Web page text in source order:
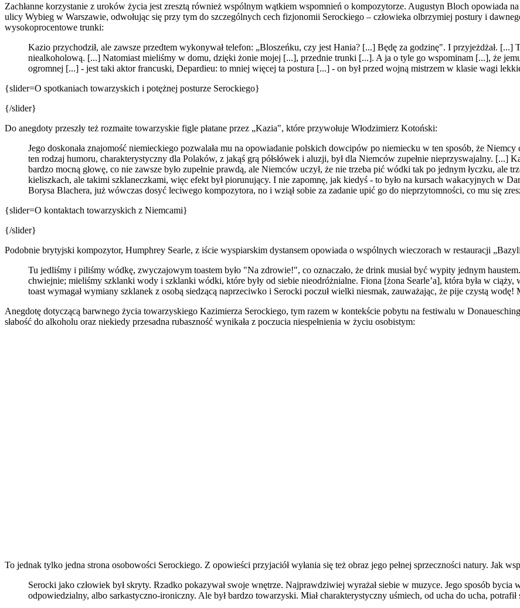
Zachłanne korzystanie z uroków życia jest zresztą również wspólnym wątkiem wspomnień o kompozytorze. Augustyn Bloch opowiada
ulicy Wybieg w Warszawie, odwołując się przy tym do szczególnych cech fizjonomii Serockiego – człowieka olbrzymiej postury i
wysokoprocentowe trunki:
Kazio przychodził, ale zawsze przedtem wykonywał telefon: „Bloszeńku, czy jest Hania? [...] Będę za godzinę". I przyjeżdżał.
niealkoholową. [...] Natomiast mieliśmy w domu, dzięki żonie mojej [...], przednie trunki [...]. A ja o tyle go wspominam [...], że
ogromnej [...] - jest taki aktor francuski, Depardieu: to mniej więcej ta postura [...] - on był przed wojną mistrzem w klasie wagi
{slider=O spotkaniach towarzyskich i potężnej posturze Serockiego}
{/slider}
Do anegdoty przeszły też rozmaite towarzyskie figle płatane przez „Kazia", które przywołuje Włodzimierz Kotoński:
Jego doskonała znajomość niemieckiego pozwalała mu na opowiadanie polskich dowcipów po niemiecku w ten sposób, że
ten rodzaj humoru, charakterystyczny dla Polaków, z jakąś grą półsłówek i aluzji, był dla Niemców zupełnie nieprzyswajalny. [...]
bardzo mocną głowę, co nie zawsze było zupełnie prawdą, ale Niemców uczył, że nie trzeba pić wódki tak po jednym łyczku, ale
kieliszkach, ale takimi szklaneczkami, więc efekt był piorunujący. I nie zapomnę, jak kiedyś - to było na kursach wakacyjnych w
Borysa Blachera, już wówczas dosyć leciwego kompozytora, no i wziął sobie za zadanie upić go do nieprzytomności, co mu się
{slider=O kontaktach towarzyskich z Niemcami}
{/slider}
Podobnie brytyjski kompozytor, Humphrey Searle, z iście wyspiarskim dystansem opowiada o wspólnych wieczorach w restauracji
Tu jedliśmy i piliśmy wódkę, zwyczajowym toastem było "Na zdrowie!", co oznaczało, że drink musiał być wypity jednym
chwiejnie; mieliśmy szklanki wody i szklanki wódki, które były od siebie nieodróżnialne. Fiona [żona Searle’a], która była w
toast wymagał wymiany szklanek z osobą siedzącą naprzeciwko i Serocki poczuł wielki niesmak, zauważając, że pije czystą
Anegdotę dotyczącą barwnego życia towarzyskiego Kazimierza Serockiego, tym razem w kontekście pobytu na festiwalu w
słabość do alkoholu oraz niekiedy przesadna rubaszność wynikała z poczucia niespełnienia w życiu osobistym:
To jednak tylko jedna strona osobowości Serockiego. Z opowieści przyjaciół wyłania się też obraz jego pełnej sprzeczności natury. Jak
Serocki jako człowiek był skryty. Rzadko pokazywał swoje wnętrze. Najprawdziwiej wyrażał siebie w muzyce. Jego sposób
odpowiedzialny, albo sarkastyczno-ironiczny. Ale był bardzo towarzyski. Miał charakterystyczny uśmiech, od ucha do ucha, potrafił